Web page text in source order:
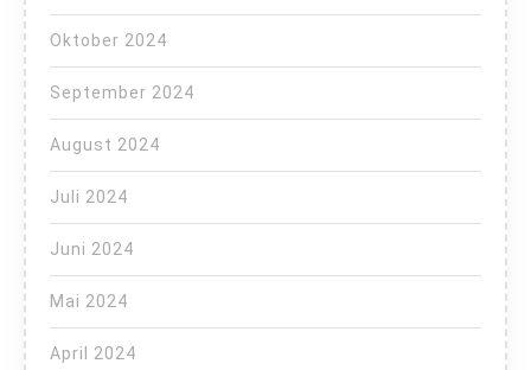
Oktober 2024
September 2024
August 2024
Juli 2024
Juni 2024
Mai 2024
April 2024